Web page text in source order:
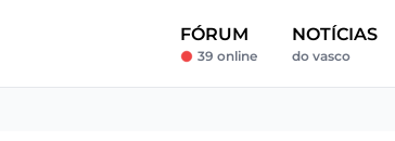
FÓRUM
39 online
NOTÍCIAS
do vasco